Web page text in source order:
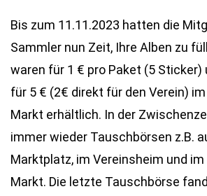
Bis zum 11.11.2023 hatten die
Sammler nun Zeit, Ihre Alben zu
waren für 1 € pro Paket (5 Sticker)
für 5 € (2€ direkt für den Verein) im
Markt erhältlich. In der
immer wieder Tauschbörsen z.B.
Marktplatz, im Vereinsheim und im
Markt. Die letzte Tauschbörse